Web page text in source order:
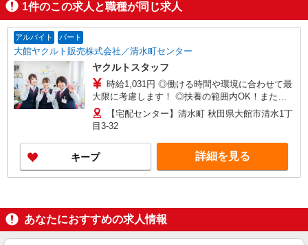
1件のこの求人と職種が同じ求人
アルバイト パート
大館ヤクルト販売株式会社／清水町センター
ヤクルトスタッフ
時給1,031円 ◎働ける時間や環境に合わせて最
大限に考慮します！ ◎扶養の範囲内OK！また扶
養の範囲を超えた高収入も可能です！ ★まずはご
相談ください★ 研修制度あり ＊内容 研修日数 5
日（座学研修、現場研修等） 研修時の給与 日額
1,031円 5日間の研修終了後も 約1か月間、社員と
一緒にお客様先を回ります！ 独り立ちに向けて
徐々にお仕事に慣れていただくので、 初めての方
【宅配センター】清水町 秋田県大館市清水1丁
目3-32
キープ 詳細を見る
あなたにおすすめの求人情報